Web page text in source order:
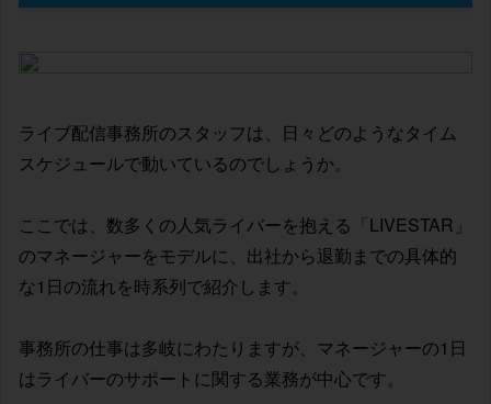
ライブ配信事務所のスタッフは、日々どのようなタイム
スケジュールで動いているのでしょうか。
ここでは、数多くの人気ライバーを抱える「LIVESTAR」
のマネージャーをモデルに、出社から退勤までの具体的
な1日の流れを時系列で紹介します。
事務所の仕事は多岐にわたりますが、マネージャーの1日
はライバーのサポートに関する業務が中心です。